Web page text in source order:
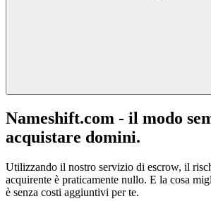
Nameshift.com - il modo
acquistare domini.
Utilizzando il nostro servizio di escrow, il
acquirente è praticamente nullo. E la cosa
è senza costi aggiuntivi per te.